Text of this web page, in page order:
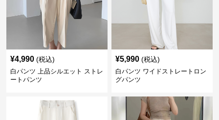
¥4,990 (税込)
白パンツ 上品シルエット ストレ
ートパンツ
¥5,990 (税込)
白パンツ ワイドストレートロン
グパンツ